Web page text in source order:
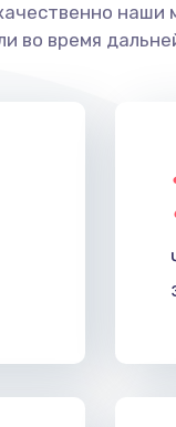
во время